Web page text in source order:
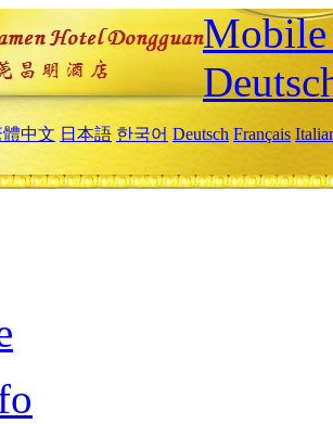
Mobile
中文 日本語 한국어 Deutsch Français